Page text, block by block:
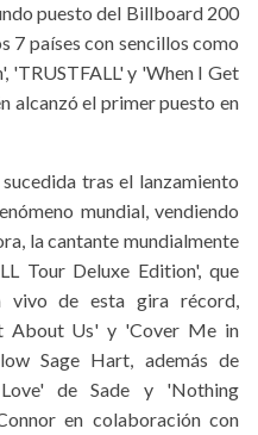
puesto del Billboard 200
7 países con sencillos como
'TRUSTFALL' y 'When I Get
alcanzó el primer puesto en
tras el lanzamiento
mundial, vendiendo
la cantante mundialmente
Tour Deluxe Edition', que
vivo de esta gira récord,
About Us' y 'Cover Me in
Sage Hart, además de
de Sade y 'Nothing
en colaboración con